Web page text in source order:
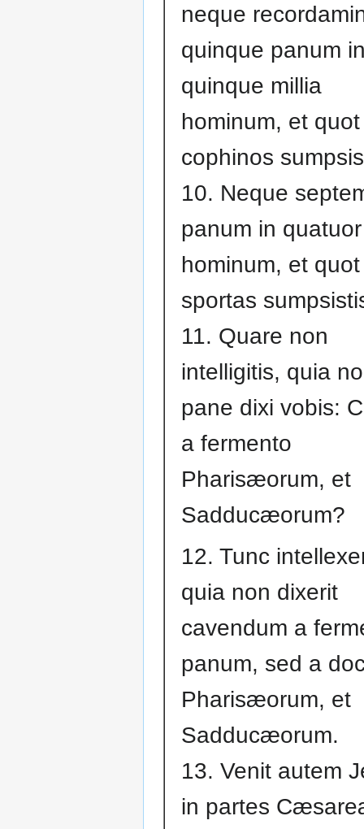
neque
quinque panum
quinque millia
hominum, et quot
cophinos
10. Neque
panum in
hominum, et quot
sportas
11. Quare non
intelligitis, quia
pane dixi vobis:
a fermento
Pharisæorum, et
Sadducæorum?
12. Tunc
quia non dixerit
cavendum a
panum, sed a
Pharisæorum, et
Sadducæorum.
13. Venit autem
in partes